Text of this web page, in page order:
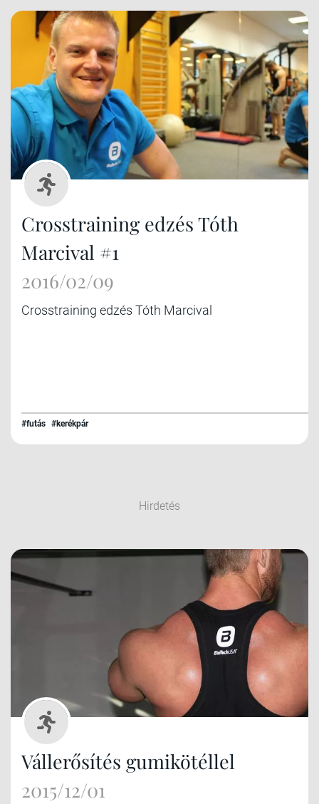
Crosstraining edzés Tóth
Marcival #1
2016/02/09
Crosstraining edzés Tóth Marcival
#futás #kerékpár
Hirdetés
Vállerősítés gumikötéllel
2015/12/01